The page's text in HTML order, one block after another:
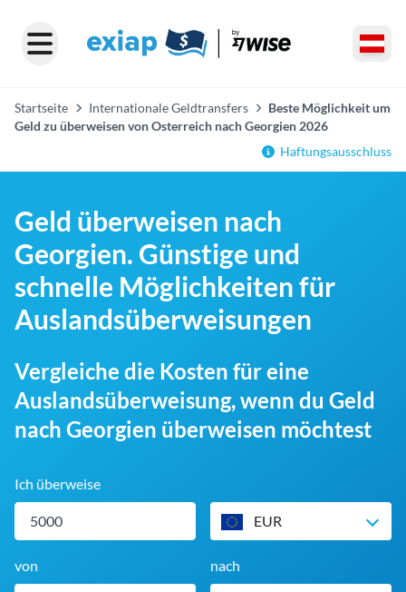
Startseite Internationale Geldtransfers
Beste Möglichkeit um
Geld zu überweisen von Osterreich nach Georgien 2026
Haftungsausschluss
Geld überweisen nach
Georgien. Günstige und
schnelle Möglichkeiten für
Auslandsüberweisungen
Vergleiche die Kosten für eine
Auslandsüberweisung, wenn du Geld
nach Georgien überweisen möchtest
Ich überweise
EUR
von nach